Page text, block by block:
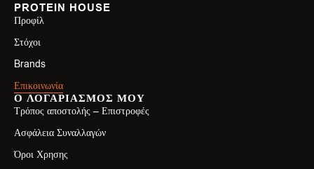
PROTEIN HOUSE
Προφίλ
Στόχοι
Brands
Επικοινωνία
Ο ΛΟΓΑΡΙΑΣΜΟΣ ΜΟΥ
Τρόπος αποστολής – Επιστροφές
Ασφάλεια Συναλλαγών
Όροι Χρησης